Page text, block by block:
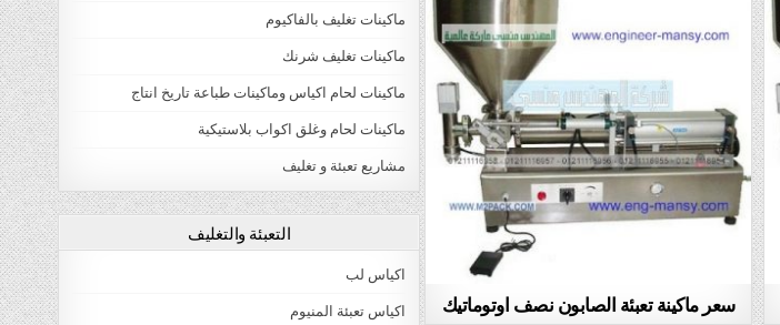
سعر ماكينة تعبئة الصابون نصف اوتوماتيك
ماكينات تغليف بالفاكيوم
ماكينات تغليف شرنك
ماكينات لحام اكياس وماكينات طباعة تاريخ انتاج
ماكينات لحام وغلق اكواب بلاستيكية
مشاريع تعبئة و تغليف
التعبئة والتغليف
اكياس لب
اكياس تعبئة المنيوم